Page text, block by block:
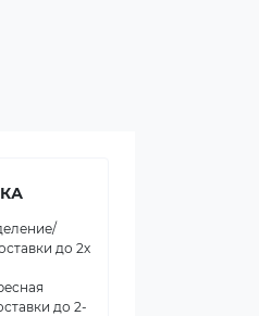
до 2х
до 2-